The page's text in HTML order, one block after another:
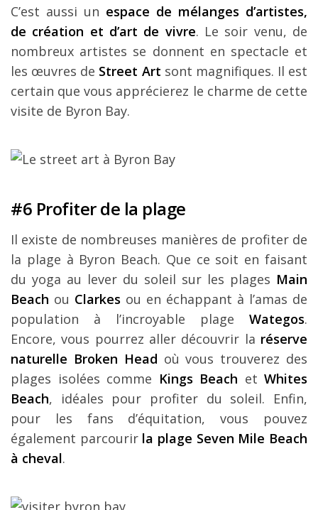
C’est aussi un espace de mélanges d’artistes,
de création et d’art de vivre. Le soir venu, de
nombreux artistes se donnent en spectacle et
les œuvres de Street Art sont magnifiques. Il est
certain que vous apprécierez le charme de cette
visite de Byron Bay.
#6 Profiter de la plage
Il existe de nombreuses manières de profiter de
la plage à Byron Beach. Que ce soit en faisant
du yoga au lever du soleil sur les plages Main
Beach ou Clarkes ou en échappant à l’amas de
population à l’incroyable plage Wategos.
Encore, vous pourrez aller découvrir la réserve
naturelle Broken Head où vous trouverez des
plages isolées comme Kings Beach et Whites
Beach, idéales pour profiter du soleil. Enfin,
pour les fans d’équitation, vous pouvez
également parcourirla plage Seven Mile Beach
à cheval.